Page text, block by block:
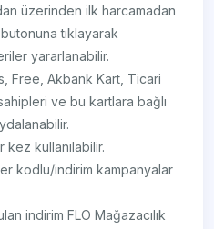
üzerinden ilk harcamadan
tıklayarak
yararlanabilir.
Free, Akbank Kart, Ticari
ve bu kartlara bağlı
kullanılabilir.
kodlu/indirim kampanyalar
indirim FLO Mağazacılık